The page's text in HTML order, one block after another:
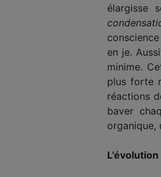
élargisse
en je.
minime.
plus forte
réactions
baver
organique,